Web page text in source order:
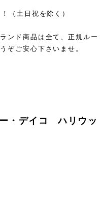
（土日祝を除く）
ンド商品は全て、正規ル
ぞご安心下さいませ。
・デイコ ハリウッ